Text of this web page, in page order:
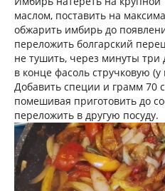
маслом, поставить на
обжарить имбирь до
переложить болгарский
не тушить, через минуты три
в конце фасоль стручковую
Добавить специи и грамм 70
помешивая приготовить до
переложить в другую посуду.